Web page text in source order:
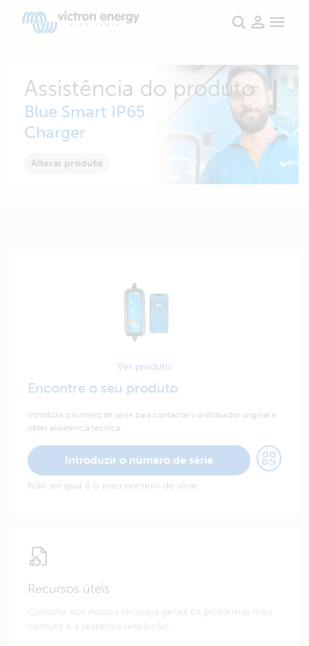
Assistência do produto
Blue Smart IP65
Charger
Alterar produto
Ver produto
Encontre o seu produto
Introduza o número de série para contactar o distribuidor original e
obter assistência técnica.
Introduzir o número de série
Não sei qual é o meu número de série
Recursos úteis
Consulte nos nossos recursos gerais os problemas mais
comuns e a respetiva resolução.